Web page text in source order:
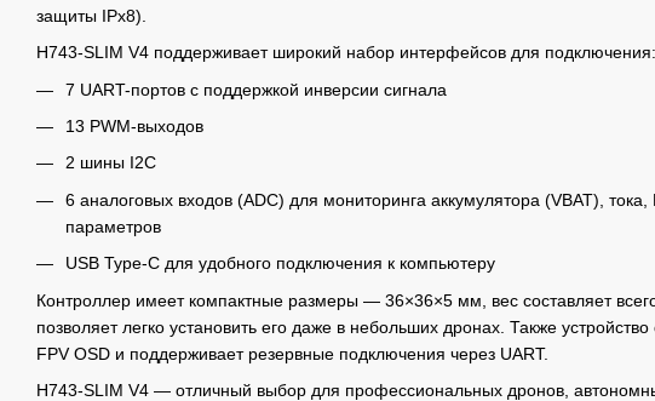
защиты IPx8).
H743-SLIM V4 поддерживает широкий набор интерфейсов для подключения:
7 UART-портов с поддержкой инверсии сигнала
13 PWM-выходов
2 шины I2C
6 аналоговых входов (ADC) для мониторинга аккумулятора (VBAT), тока,
параметров
USB Type-C для удобного подключения к компьютеру
Контроллер имеет компактные размеры — 36×36×5 мм, вес составляет
позволяет легко установить его даже в небольших дронах. Также
FPV OSD и поддерживает резервные подключения через UART.
H743-SLIM V4 — отличный выбор для профессиональных дронов,